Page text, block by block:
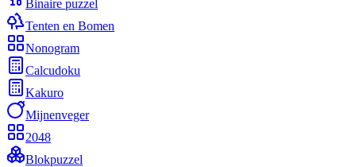
Binaire puzzel
Tenten en Bomen
Nonogram
Calcudoku
Kakuro
Mijnenveger
2048
Blokpuzzel